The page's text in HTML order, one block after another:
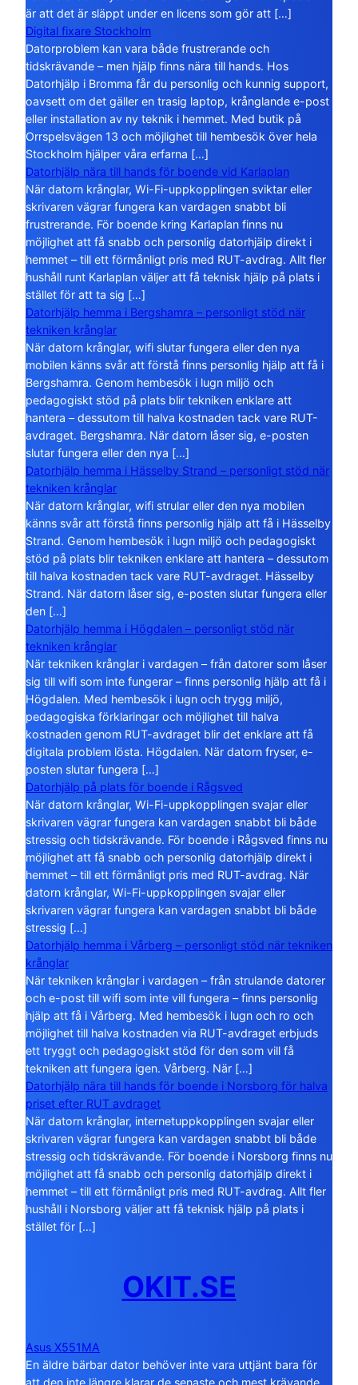
är att det är släppt under en licens som gör att […]
Digital fixare Stockholm
Datorproblem kan vara både frustrerande och
tidskrävande – men hjälp finns nära till hands. Hos
Datorhjälp i Bromma får du personlig och kunnig support,
oavsett om det gäller en trasig laptop, krånglande e-post
eller installation av ny teknik i hemmet. Med butik på
Orrspelsvägen 13 och möjlighet till hembesök över hela
Stockholm hjälper våra erfarna […]
Datorhjälp nära till hands för boende vid Karlaplan
När datorn krånglar, Wi-Fi-uppkopplingen sviktar eller
skrivaren vägrar fungera kan vardagen snabbt bli
frustrerande. För boende kring Karlaplan finns nu
möjlighet att få snabb och personlig datorhjälp direkt i
hemmet – till ett förmånligt pris med RUT-avdrag. Allt fler
hushåll runt Karlaplan väljer att få teknisk hjälp på plats i
stället för att ta sig […]
Datorhjälp hemma i Bergshamra – personligt stöd när
tekniken krånglar
När datorn krånglar, wifi slutar fungera eller den nya
mobilen känns svår att förstå finns personlig hjälp att få i
Bergshamra. Genom hembesök i lugn miljö och
pedagogiskt stöd på plats blir tekniken enklare att
hantera – dessutom till halva kostnaden tack vare RUT-
avdraget. Bergshamra. När datorn låser sig, e-posten
slutar fungera eller den nya […]
Datorhjälp hemma i Hässelby Strand – personligt stöd när
tekniken krånglar
När datorn krånglar, wifi strular eller den nya mobilen
känns svår att förstå finns personlig hjälp att få i Hässelby
Strand. Genom hembesök i lugn miljö och pedagogiskt
stöd på plats blir tekniken enklare att hantera – dessutom
till halva kostnaden tack vare RUT-avdraget. Hässelby
Strand. När datorn låser sig, e-posten slutar fungera eller
den […]
Datorhjälp hemma i Högdalen – personligt stöd när
tekniken krånglar
När tekniken krånglar i vardagen – från datorer som låser
sig till wifi som inte fungerar – finns personlig hjälp att få i
Högdalen. Med hembesök i lugn och trygg miljö,
pedagogiska förklaringar och möjlighet till halva
kostnaden genom RUT-avdraget blir det enklare att få
digitala problem lösta. Högdalen. När datorn fryser, e-
posten slutar fungera […]
Datorhjälp på plats för boende i Rågsved
När datorn krånglar, Wi-Fi-uppkopplingen svajar eller
skrivaren vägrar fungera kan vardagen snabbt bli både
stressig och tidskrävande. För boende i Rågsved finns nu
möjlighet att få snabb och personlig datorhjälp direkt i
hemmet – till ett förmånligt pris med RUT-avdrag. När
datorn krånglar, Wi-Fi-uppkopplingen svajar eller
skrivaren vägrar fungera kan vardagen snabbt bli både
stressig […]
Datorhjälp hemma i Vårberg – personligt stöd när tekniken
krånglar
När tekniken krånglar i vardagen – från strulande datorer
och e-post till wifi som inte vill fungera – finns personlig
hjälp att få i Vårberg. Med hembesök i lugn och ro och
möjlighet till halva kostnaden via RUT-avdraget erbjuds
ett tryggt och pedagogiskt stöd för den som vill få
tekniken att fungera igen. Vårberg. När […]
Datorhjälp nära till hands för boende i Norsborg för halva
priset efter RUT avdraget
När datorn krånglar, internetuppkopplingen svajar eller
skrivaren vägrar fungera kan vardagen snabbt bli både
stressig och tidskrävande. För boende i Norsborg finns nu
möjlighet att få snabb och personlig datorhjälp direkt i
hemmet – till ett förmånligt pris med RUT-avdrag. Allt fler
hushåll i Norsborg väljer att få teknisk hjälp på plats i
stället för […]
OKIT.SE
Asus X551MA
En äldre bärbar dator behöver inte vara uttjänt bara för
att den inte längre klarar de senaste och mest krävande